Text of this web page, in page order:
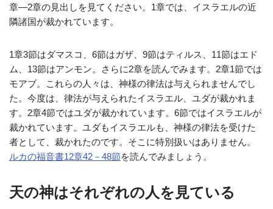
章—2章の見出しを見てください。1章では、イスラエルの近
隣諸国が裁かれています。
1章3節はダマスコ、6節はガザ、9節はティルス、11節はエド
ム、13節はアンモン。さらに2章を読んでみます。2章1節では
モアブ。これらの人々は、神様の律法は与えられませんでし
た。今度は、律法が与えられたイスラエル、ユダが裁かれま
す。2章4節ではユダが裁かれています。6節ではイスラエルが
裁かれています。ユダもイスラエルも、神様の律法を受けた
者として、裁かれたのです。そこに特別扱いはありません。
ルカの福音書12章42－48節を読んでみましょう。
天の神はそれぞれの人を見ている